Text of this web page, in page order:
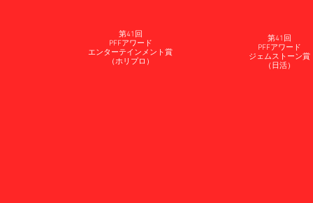
第41回
​PFFアワード
​エンターテインメント賞
（ホリプロ）
第41回
PFFアワード
​ジェムストーン賞
​（日活）